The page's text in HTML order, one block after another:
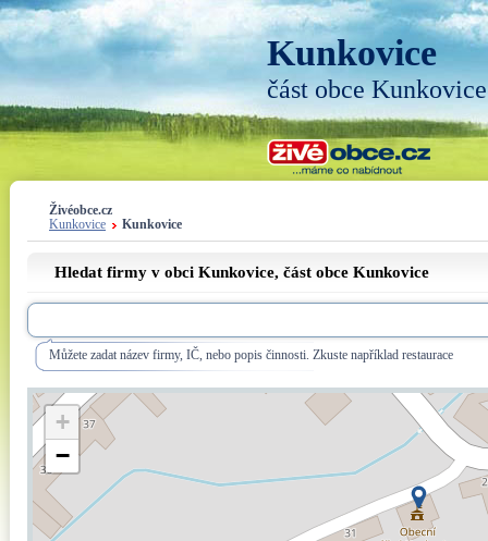
Kunkovice
část obce Kunkovice
Živéobce.cz
Kunkovice
Kunkovice
Hledat firmy v obci Kunkovice, část obce Kunkovice
Můžete zadat název firmy, IČ, nebo popis činnosti. Zkuste například restaurace
+
−